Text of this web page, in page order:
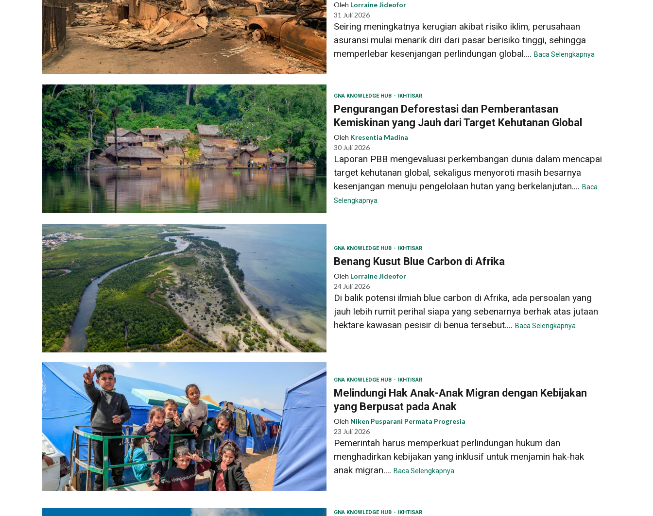
Oleh Lorraine Jideofor
31 Juli 2026
Seiring meningkatnya kerugian akibat risiko iklim, perusahaan
asuransi mulai menarik diri dari pasar berisiko tinggi, sehingga
memperlebar kesenjangan perlindungan global.... Baca Selengkapnya
GNA KNOWLEDGE HUB IKHTISAR
Pengurangan Deforestasi dan Pemberantasan
Kemiskinan yang Jauh dari Target Kehutanan Global
Oleh Kresentia Madina
30 Juli 2026
Laporan PBB mengevaluasi perkembangan dunia dalam mencapai
target kehutanan global, sekaligus menyoroti masih besarnya
kesenjangan menuju pengelolaan hutan yang berkelanjutan.... Baca
Selengkapnya
GNA KNOWLEDGE HUB IKHTISAR
Benang Kusut Blue Carbon di Afrika
Oleh Lorraine Jideofor
24 Juli 2026
Di balik potensi ilmiah blue carbon di Afrika, ada persoalan yang
jauh lebih rumit perihal siapa yang sebenarnya berhak atas jutaan
hektare kawasan pesisir di benua tersebut.... Baca Selengkapnya
GNA KNOWLEDGE HUB IKHTISAR
Melindungi Hak Anak-Anak Migran dengan Kebijakan
yang Berpusat pada Anak
Oleh Niken Pusparani Permata Progresia
23 Juli 2026
Pemerintah harus memperkuat perlindungan hukum dan
menghadirkan kebijakan yang inklusif untuk menjamin hak-hak
anak migran.... Baca Selengkapnya
GNA KNOWLEDGE HUB IKHTISAR